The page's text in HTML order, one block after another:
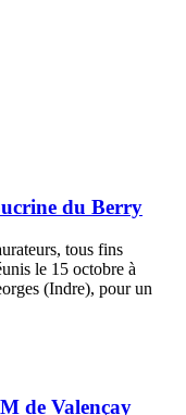
du Berry
tous fins
le 15 octobre à
(Indre), pour un
de Valençay